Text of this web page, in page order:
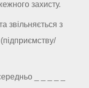
захисту.
звільняється з
_ _ _ _ _